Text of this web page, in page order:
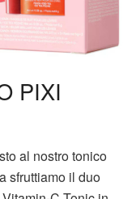
PIXI
al nostro tonico
sfruttiamo il duo